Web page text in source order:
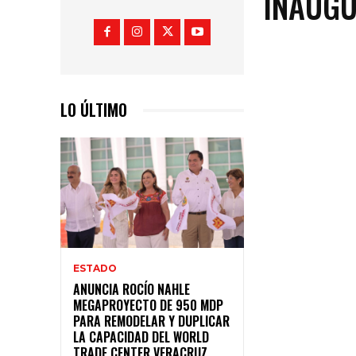
LO ÚLTIMO
ESTADO
ANUNCIA ROCÍO NAHLE
MEGAPROYECTO DE 950 MDP
PARA REMODELAR Y DUPLICAR
LA CAPACIDAD DEL WORLD